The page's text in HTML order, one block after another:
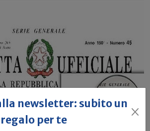
newsletter: subito un
regalo per te